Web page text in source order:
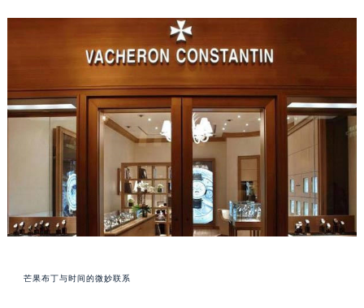
芒果布丁与时间的微妙联系